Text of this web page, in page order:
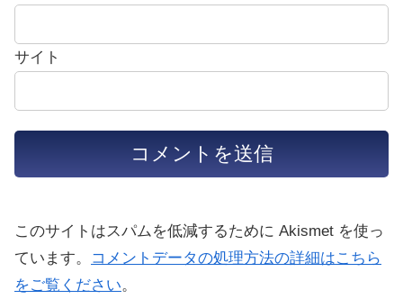
サイト
このサイトはスパムを低減するために Akismet を使っ
ています。
コメントデータの処理方法の詳細はこちら
をご覧ください。